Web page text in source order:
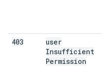
403
user
Insufficient
Permission